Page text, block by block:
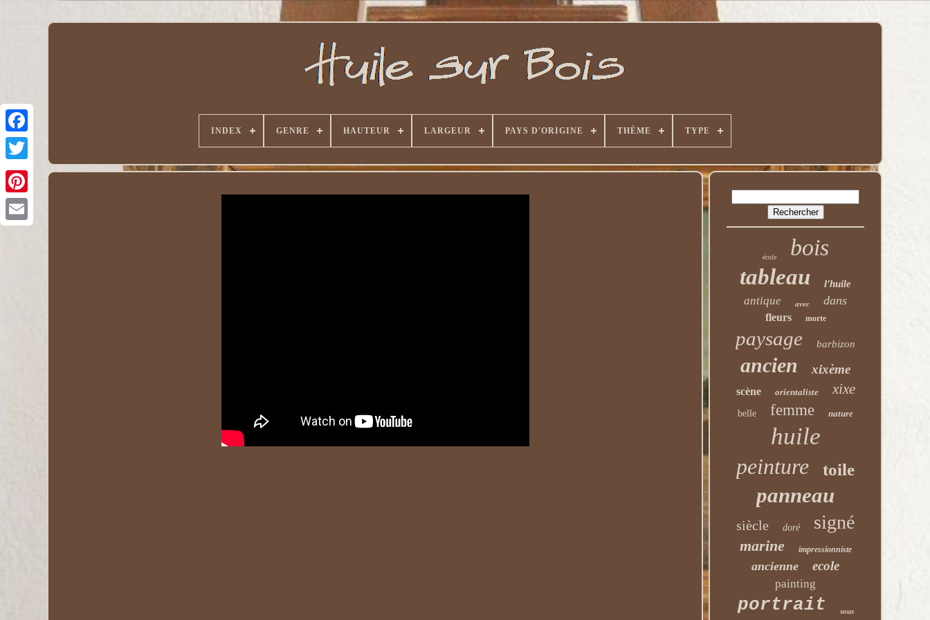
INDEX GENRE HAUTEUR LARGEUR PAYS D'ORIGINE THÈME TYPE
école bois
tableau l'huile
antique avec dans
fleurs morte
paysage barbizon
ancien xixème
scène orientaliste xixe
belle femme nature
huile
peinture toile
panneau
siècle doré signé
marine impressionniste
ancienne ecole
painting
portrait sous